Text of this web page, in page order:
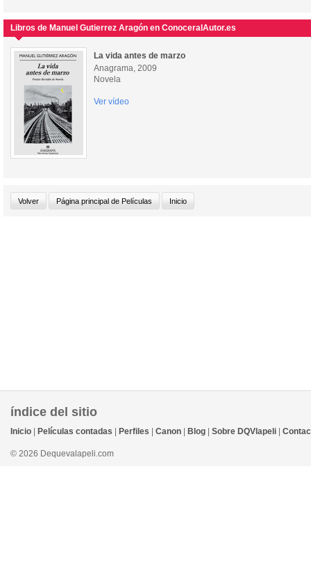
Libros de Manuel Gutierrez Aragón en ConoceralAutor.es
La vida antes de marzo
Anagrama, 2009
Novela
Ver vídeo
índice del sitio
Inicio Películas contadas Perfiles Canon Blog Sobre DQVlapeli
© 2026 Dequevalapeli.com